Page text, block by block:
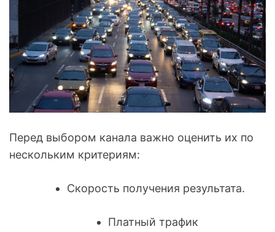
Перед выбором канала важно оценить их по
нескольким критериям:
Скорость получения результата.
Платный трафик